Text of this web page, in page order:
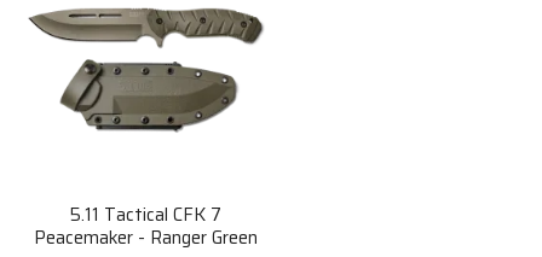
5.11 Tactical CFK 7
Peacemaker - Ranger Green